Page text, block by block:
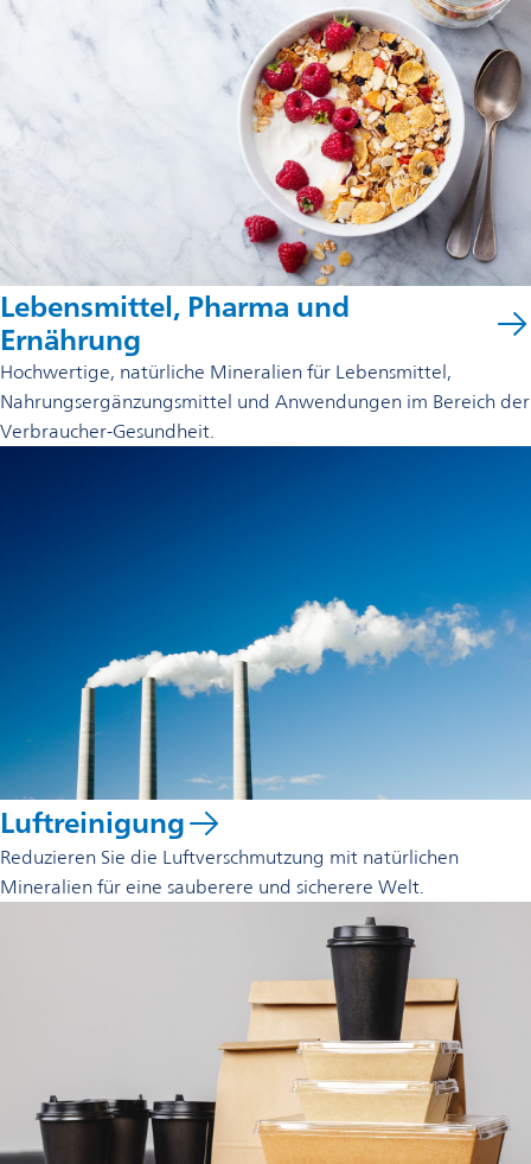
Lebensmittel, Pharma und
Ernährung
Hochwertige, natürliche Mineralien für Lebensmittel,
Nahrungsergänzungsmittel und Anwendungen im Bereich der
Verbraucher-Gesundheit.
Luftreinigung
Reduzieren Sie die Luftverschmutzung mit natürlichen
Mineralien für eine sauberere und sicherere Welt.